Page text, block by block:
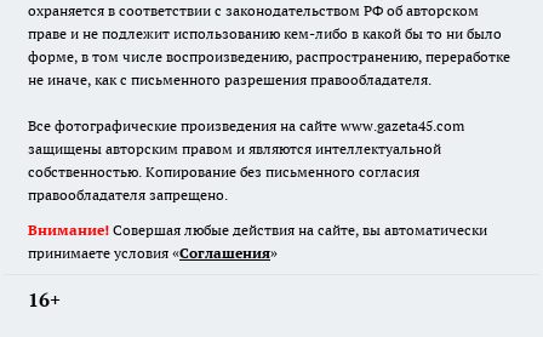
охраняется в соответствии с законодательством РФ об авторском
праве и не подлежит использованию кем-либо в какой бы то ни было
форме, в том числе воспроизведению, распространению, переработке
не иначе, как с письменного разрешения правообладателя.
Все фотографические произведения на сайте www.gazeta45.com
защищены авторским правом и являются интеллектуальной
собственностью. Копирование без письменного согласия
правообладателя запрещено.
Внимание! Совершая любые действия на сайте, вы автоматически
принимаете условия «Cоглашения»
16+